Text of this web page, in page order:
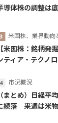
導体株の調整は
米国株、業界動向
【米国株：銘柄発
ティア・テクノ
市況概況
（まとめ）日経平
続落 来週は米